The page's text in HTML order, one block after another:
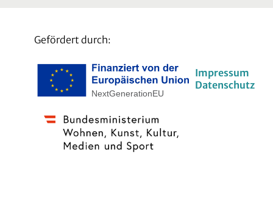
Gefördert durch:
Impressum
Datenschutz